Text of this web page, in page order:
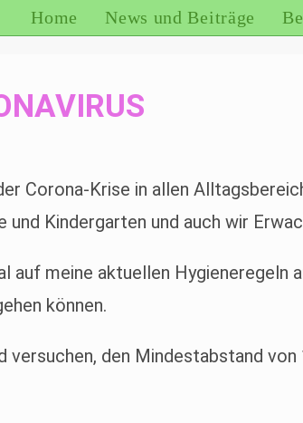
Home News und Beiträge
Corona-Krise in allen
und Kindergarten und auch wir
auf meine aktuellen Hygieneregeln
können.
versuchen, den Mindestabstand